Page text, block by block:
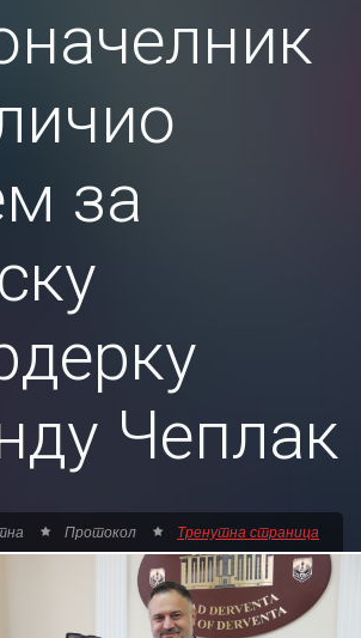
за
Чеплак
Протокол Тренутна страница